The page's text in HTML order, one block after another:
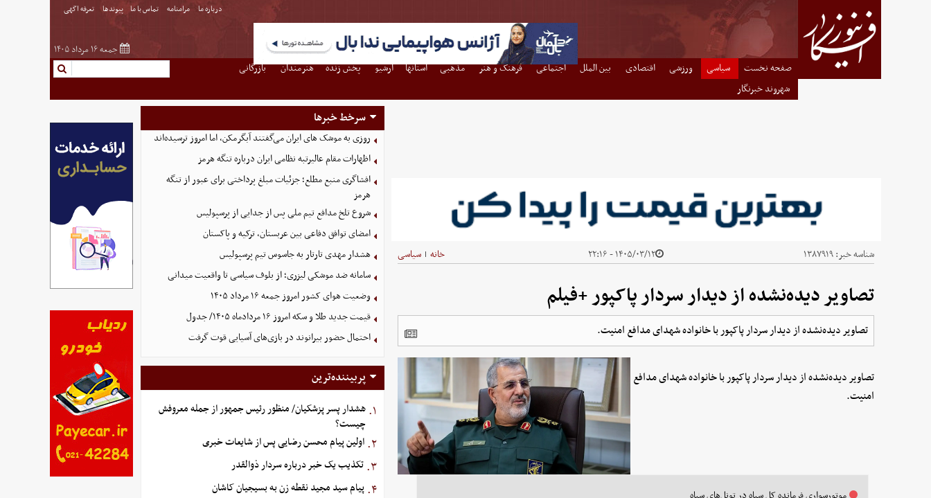
درباره ما مرامنامه تماس با ما پیوندها تعرفه اگهی
جمعه ۱۶ مرداد ۱۴۰۵
صفحه نخست سیاسی ورزشی اقتصادی بین الملل اجتماعی فرهنگ و هنر مذهبی استانها آرشیو پخش زنده هنرمندان
بازرگانی
شهروند خبرنگار
شناسه خبر:۱۳۸۷۹۱۹ ۱۴۰۵/۰۳/۱۲ - ۲۲:۱۶ خانه | سیاسی
تصاویر دیده‌نشده از دیدار سردار پاکپور +فیلم
تصاویر دیده‌نشده از دیدار سردار پاکپور با خانواده شهدای مدافع امنیت.
تصاویر دیده‌نشده از دیدار سردار پاکپور با خانواده شهدای مدافع
امنیت.
سرخط خبرها
روزی به موشک‌ های ایران می‌گفتند آبگرمکن، اما امروز ترسیده‌اند
اظهارات مقام عالیرتبه نظامی ایران درباره تنگه هرمز
افشاگری منبع مطلع؛ جزئیات مبلغ پرداختی برای عبور از تنگه
هرمز
شروع تلخ مدافع تیم ملی پس از جدایی از پرسپولیس
امضای توافق دفاعی بین عربستان، ترکیه و پاکستان
هشدار مهدی تارتار به جاسوس تیم پرسپولیس
سامانه ضد موشکی لیزری؛ از بلوف سیاسی تا واقعیت میدانی
وضعیت هوای کشور امروز جمعه ۱۶ مرداد ۱۴۰۵
قیمت جدید طلا و سکه امروز ۱۶ مردادماه ۱۴۰۵/ جدول
احتمال حضور بیرانوند در بازی‌های آسیایی قوت گرفت
پربیننده‌ترین
۱. هشدار پسر پزشکیان/ منظور رئیس جمهور از جمله معروفش
چیست؟
۲. اولین پیام محسن رضایی پس از شایعات خبری
۳. تکذیب یک خبر درباره سردار ذوالقدر
۴. پیام سید مجید نقطه زن به بسیجیان کاشان